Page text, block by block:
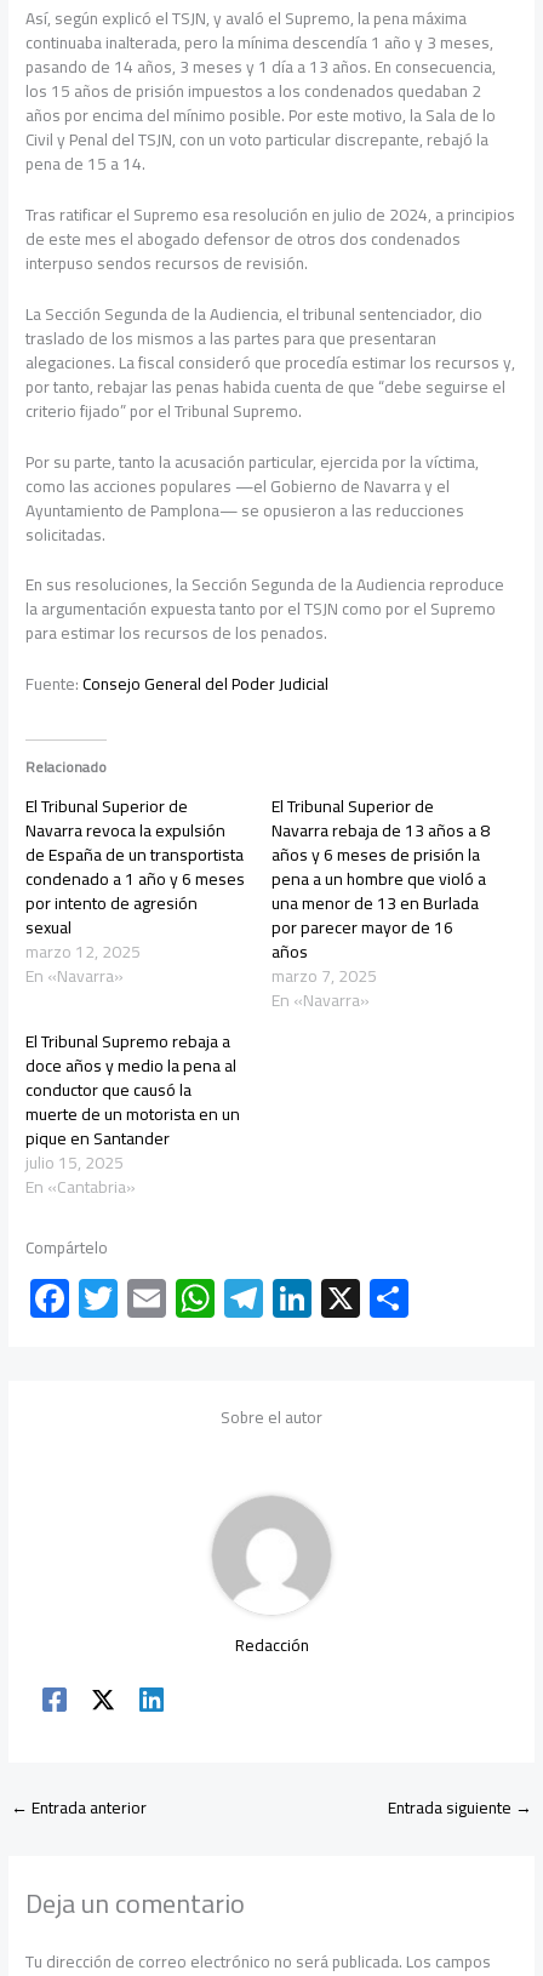
Así, según explicó el TSJN, y avaló el Supremo, la pena máxima
continuaba inalterada, pero la mínima descendía 1 año y 3 meses,
pasando de 14 años, 3 meses y 1 día a 13 años. En consecuencia,
los 15 años de prisión impuestos a los condenados quedaban 2
años por encima del mínimo posible. Por este motivo, la Sala de lo
Civil y Penal del TSJN, con un voto particular discrepante, rebajó la
pena de 15 a 14.
Tras ratificar el Supremo esa resolución en julio de 2024, a principios
de este mes el abogado defensor de otros dos condenados
interpuso sendos recursos de revisión.
La Sección Segunda de la Audiencia, el tribunal sentenciador, dio
traslado de los mismos a las partes para que presentaran
alegaciones. La fiscal consideró que procedía estimar los recursos y,
por tanto, rebajar las penas habida cuenta de que “debe seguirse el
criterio fijado” por el Tribunal Supremo.
Por su parte, tanto la acusación particular, ejercida por la víctima,
como las acciones populares —el Gobierno de Navarra y el
Ayuntamiento de Pamplona— se opusieron a las reducciones
solicitadas.
En sus resoluciones, la Sección Segunda de la Audiencia reproduce
la argumentación expuesta tanto por el TSJN como por el Supremo
para estimar los recursos de los penados.
Fuente:Consejo General del Poder Judicial
Relacionado
El Tribunal Superior de
Navarra revoca la expulsión
de España de un transportista
condenado a 1 año y 6 meses
por intento de agresión
sexual
marzo 12, 2025
En «Navarra»
El Tribunal Superior de
Navarra rebaja de 13 años a 8
años y 6 meses de prisión la
pena a un hombre que violó a
una menor de 13 en Burlada
por parecer mayor de 16
años
marzo 7, 2025
En «Navarra»
El Tribunal Supremo rebaja a
doce años y medio la pena al
conductor que causó la
muerte de un motorista en un
pique en Santander
julio 15, 2025
En «Cantabria»
Compártelo
F
ac
T
wi
E
m
W
h
s
p
p
Te
le
a
Li
nk
dI
X
Sobre el autor
Redacción
←Entrada anterior Entrada siguiente →
Deja un comentario
Tu dirección de correo electrónico no será publicada.Los campos